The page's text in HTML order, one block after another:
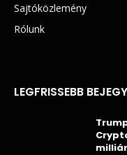
Sajtóközlemény
Rólunk
LEGFRISSEBB